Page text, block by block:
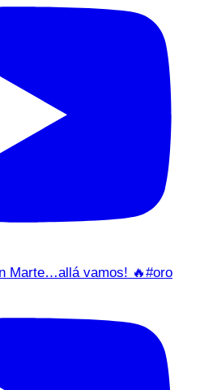
Marte…allá vamos! 🔥#oro